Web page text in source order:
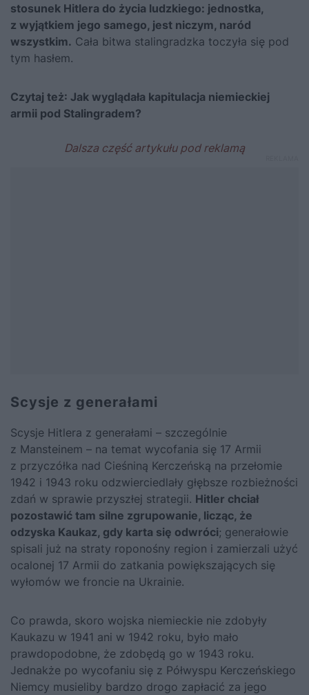
stosunek Hitlera do życia ludzkiego: jednostka,
z wyjątkiem jego samego, jest niczym, naród
wszystkim. Cała bitwa stalingradzka toczyła się pod
tym hasłem.
Czytaj też: Jak wyglądała kapitulacja niemieckiej
armii pod Stalingradem?
Scysje z generałami
Scysje Hitlera z generałami – szczególnie
z Mansteinem – na temat wycofania się 17 Armii
z przyczółka nad Cieśniną Kerczeńską na przełomie
1942 i 1943 roku odzwierciedlały głębsze rozbieżności
zdań w sprawie przyszłej strategii. Hitler chciał
pozostawić tam silne zgrupowanie, licząc, że
odzyska Kaukaz, gdy karta się odwróci; generałowie
spisali już na straty roponośny region i zamierzali użyć
ocalonej 17 Armii do zatkania powiększających się
wyłomów we froncie na Ukrainie.
Co prawda, skoro wojska niemieckie nie zdobyły
Kaukazu w 1941 ani w 1942 roku, było mało
prawdopodobne, że zdobędą go w 1943 roku.
Jednakże po wycofaniu się z Półwyspu Kerczeńskiego
Niemcy musieliby bardzo drogo zapłacić za jego